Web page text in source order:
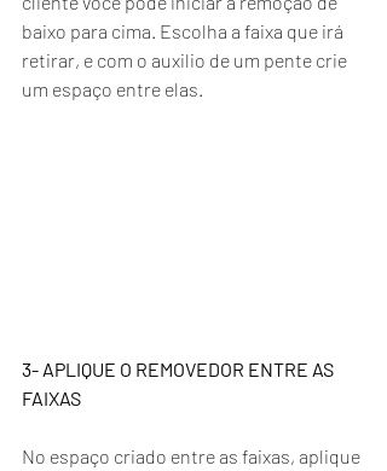
baixo para cima. Escolha a faixa que irá
retirar, e com o auxilio de um pente crie
um espaço entre elas.
3- APLIQUE O REMOVEDOR ENTRE AS
FAIXAS
No espaço criado entre as faixas, aplique